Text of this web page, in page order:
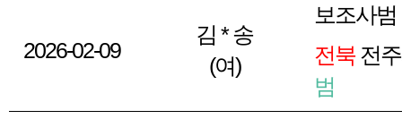
2026-02-09
김 * 송
(여)
보조사
전북전주
범